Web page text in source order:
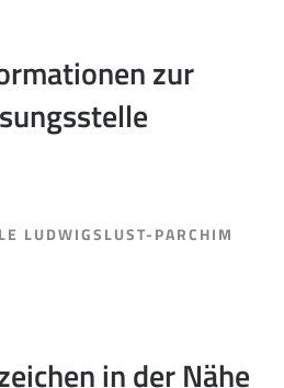
zur
LUDWIGSLUST-PARCHIM
in der Nähe